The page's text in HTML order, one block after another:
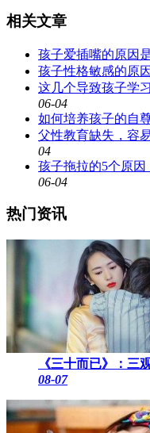
相关文章
孩子爱插嘴的原因
孩子性格敏感的原
这几个导致孩子学
06-04
如何培养孩子的自
父性教育缺失，容
04
孩子拖拉的5个原
06-04
热门资讯
《三十而已》：三
08-07